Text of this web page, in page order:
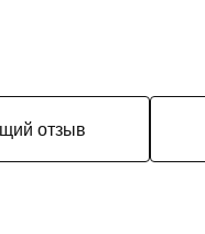
отзыв